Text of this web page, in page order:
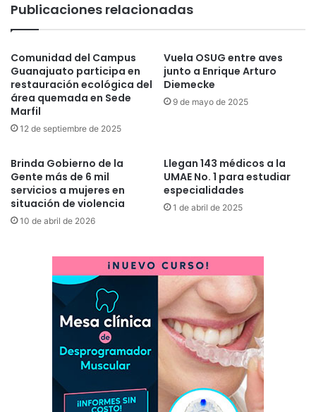
Publicaciones relacionadas
Comunidad del Campus
Guanajuato participa en
restauración ecológica del
área quemada en Sede
Marfil
12 de septiembre de 2025
Vuela OSUG entre aves
junto a Enrique Arturo
Diemecke
9 de mayo de 2025
Brinda Gobierno de la
Gente más de 6 mil
servicios a mujeres en
situación de violencia
10 de abril de 2026
Llegan 143 médicos a la
UMAE No. 1 para estudiar
especialidades
1 de abril de 2025